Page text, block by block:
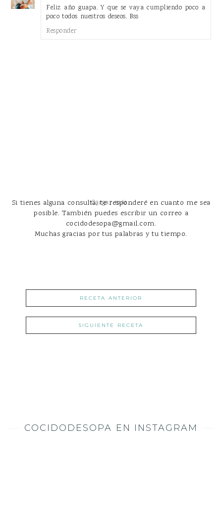
Feliz año guapa. Y que se vaya cumpliendo poco a
poco todos nuestros deseos. Bss
Responder
Cargar más...
Si tienes alguna consulta, te responderé en cuanto me sea
posible. También puedes escribir un correo a
cocidodesopa@gmail.com.
Muchas gracias por tus palabras y tu tiempo.
RECETA ANTERIOR
SIGUIENTE RECETA
COCIDODESOPA EN INSTAGRAM